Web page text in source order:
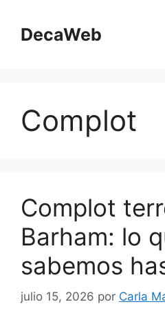
contenido
DecaWeb
Complot
Complot
Barham: lo
sabemos
julio 15, 2026 por Carla